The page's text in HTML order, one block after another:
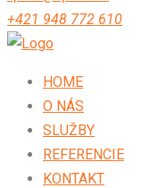
+421 948 772 610
HOME
O NÁS
SLUŽBY
REFERENCIE
KONTAKT